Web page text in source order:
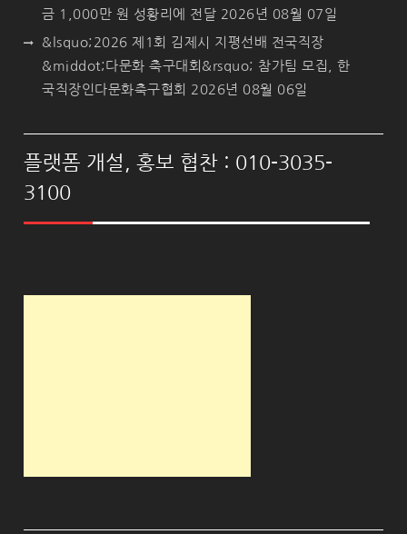
금 1,000만 원 성황리에 전달 2026년 08월 07일
&lsquo;2026 제1회 김제시 지평선배 전국직장
&middot;다문화 축구대회&rsquo; 참가팀 모집, 한
국직장인다문화축구협회 2026년 08월 06일
플랫폼 개설, 홍보 협찬 : 010-3035-
3100